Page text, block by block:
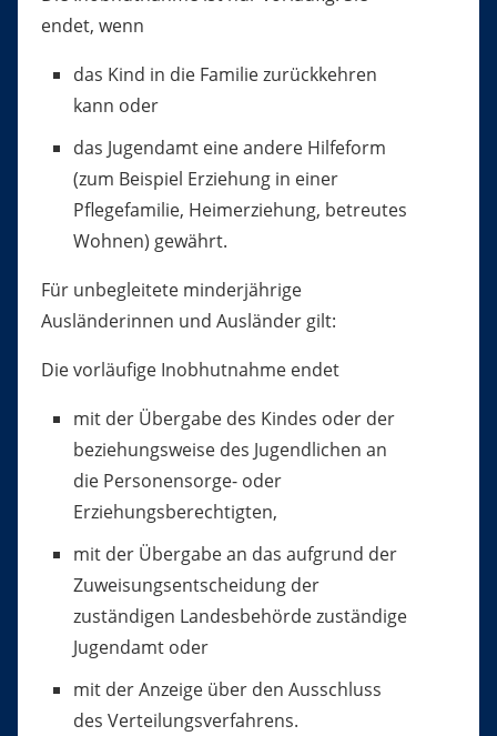
endet, wenn
das Kind in die Familie zurückkehren
kann oder
das Jugendamt eine andere Hilfeform
(zum Beispiel Erziehung in einer
Pflegefamilie, Heimerziehung, betreutes
Wohnen) gewährt.
Für unbegleitete minderjährige
Ausländerinnen und Ausländer gilt:
Die vorläufige Inobhutnahme endet
mit der Übergabe des Kindes oder der
beziehungsweise des Jugendlichen an
die Personensorge- oder
Erziehungsberechtigten,
mit der Übergabe an das aufgrund der
Zuweisungsentscheidung der
zuständigen Landesbehörde zuständige
Jugendamt oder
mit der Anzeige über den Ausschluss
des Verteilungsverfahrens.